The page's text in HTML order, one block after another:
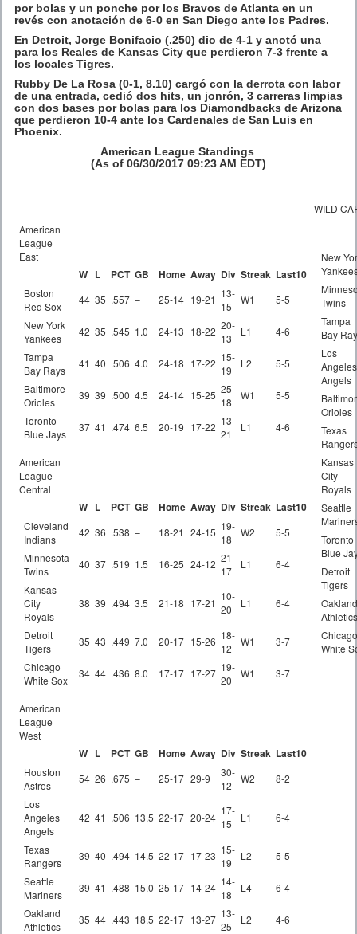
por bolas y un ponche por los Bravos de Atlanta en un
revés con anotación de 6-0 en San Diego ante los Padres.
En Detroit, Jorge Bonifacio (.250) dio de 4-1 y anotó una
para los Reales de Kansas City que perdieron 7-3 frente a
los locales Tigres.
Rubby De La Rosa (0-1, 8.10) cargó con la derrota con labor
de una entrada, cedió dos hits, un jonrón, 3 carreras limpias
con dos bases por bolas para los Diamondbacks de Arizona
que perdieron 10-4 ante los Cardenales de San Luis en
Phoenix.
American League Standings
(As of 06/30/2017 09:23 AM EDT)
WILD
American
League
East
W L PCT GB Home Away Div Streak Last10
Boston
Red Sox
44 35 .557 – 25-14 19-21 13-
15
W1
5-5
New York
Yankees
42 35 .545 1.0 24-13 18-22 20-
13
L1
4-6
Tampa
Bay Rays
41 40 .506 4.0 24-18 17-22 15-
19
L2
5-5
Baltimore
Orioles
39 39 .500 4.5 24-14 15-25 25-
18
W1
5-5
Toronto
Blue Jays
37 41 .474 6.5 20-19 17-22 13-
21
L1 4-6
American
League
Central
W L PCT GB Home Away Div Streak Last10
Cleveland
Indians
42 36 .538 – 18-21 24-15 19-
18
W2
5-5
Minnesota
Twins
40 37 .519 1.5 16-25 24-12 21-
17
L1
6-4
Kansas
City
Royals
38 39 .494 3.5 21-18 17-21
10-
20
L1 6-4
Detroit
Tigers
35 43 .449 7.0 20-17 15-26 18-
12
W1
3-7
Chicago
White Sox
34 44 .436 8.0 17-17 17-27 19-
20
W1 3-7
American
League
West
W L PCT GB Home Away Div Streak Last10
Houston
Astros
54 26 .675 – 25-17 29-9
30-
12
W2
8-2
Los
Angeles
Angels
42 41 .506 13.5 22-17 20-24
17-
15
L1 6-4
Texas
Rangers
39 40 .494 14.5 22-17 17-23 15-
19
L2
5-5
Seattle
Mariners
39 41 .488 15.0 25-17 14-24 14-
18
L4
6-4
Oakland
Athletics
35 44 .443 18.5 22-17 13-27 13-
25
L2 4-6
New
Twins
Tampa
Bay
Los
Angeles
Angels
Orioles
Texas
Kansas
City
Royals
Seattle
Toronto
Blue
Detroit
Tigers
Oakland
Athletics
Chicago
White